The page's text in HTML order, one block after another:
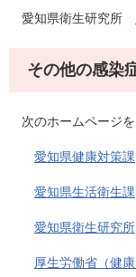
愛知県衛生研究所
その他の感染
次のホームページを
愛知県健康対策課
愛知県生活衛生課
愛知県衛生研究所
厚生労働省（健康